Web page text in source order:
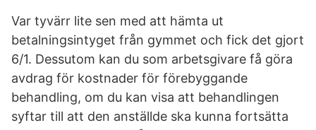
Var tyvärr lite sen med att hämta ut
betalningsintyget från gymmet och fick det gjort
6/1. Dessutom kan du som arbetsgivare få göra
avdrag för kostnader för förebyggande
behandling, om du kan visa att behandlingen
syftar till att den anställde ska kunna fortsätta